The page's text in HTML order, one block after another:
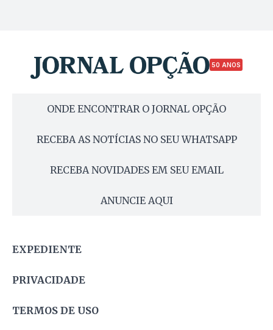
50 ANOS
ONDE ENCONTRAR O JORNAL OPÇÃO
RECEBA AS NOTÍCIAS NO SEU WHATSAPP
RECEBA NOVIDADES EM SEU EMAIL
ANUNCIE AQUI
EXPEDIENTE
PRIVACIDADE
TERMOS DE USO